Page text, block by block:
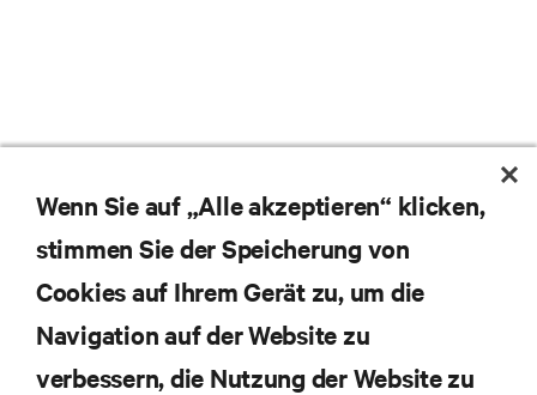
Wenn Sie auf „Alle akzeptieren“ klicken,
stimmen Sie der Speicherung von
Cookies auf Ihrem Gerät zu, um die
Navigation auf der Website zu
verbessern, die Nutzung der Website zu